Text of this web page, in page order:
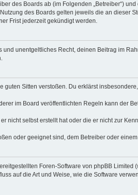
des Boards ab (im Folgenden „Betreiber“)
des Boards gelten jeweils die an dieser
Frist jederzeit gekündigt werden.
unentgeltliches Recht, deinen Beitrag im
Sitten verstoßen. Du erklärst
im Board veröffentlichten Regeln kann der
selbst erstellt hat oder die er nicht zur
oder geeignet sind, dem Betreiber oder
Foren-Software von phpBB
auf die Art und Weise, wie die Software